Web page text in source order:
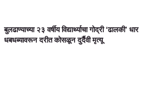
बुलढाण्याच्या २३ वर्षीय विद्यार्थ्याचा गोद्री ‘ढालकी’ धार
धबधब्यावरून दरीत कोसळून दुर्दैवी मृत्यू